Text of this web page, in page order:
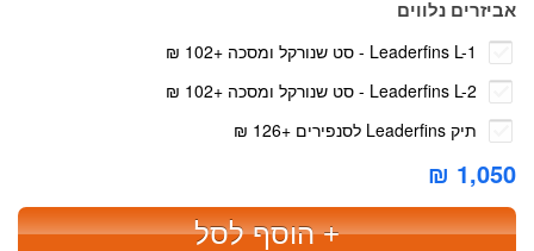
אביזרים נלווים
Leaderfins L-1 - סט שנורקל ומסכה +
102 ₪
Leaderfins L-2 - סט שנורקל ומסכה
+
102 ₪
תיק Leaderfins לסנפירים
+
126 ₪
1,050 ₪
+ הוסף לסל